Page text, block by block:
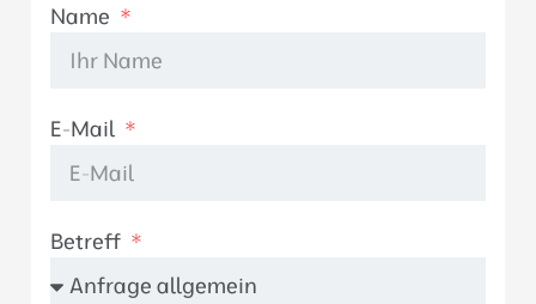
Name
E-Mail
Betreff